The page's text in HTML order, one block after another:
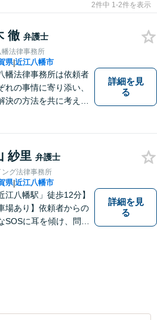
2件中 1-2件を表示
徹 弁護士
幡法律事務所
県|近江八幡市
幡法律事務所は依頼者
れの事情に寄り添い、
決の方法を共に考える
い。
詳細を見
る
紗里 弁護士
ング法律事務所
県|近江八幡市
江八幡駅」徒歩12分】
場あり】依頼者からの
SOSに耳を傾け、問題
詳細を見
る